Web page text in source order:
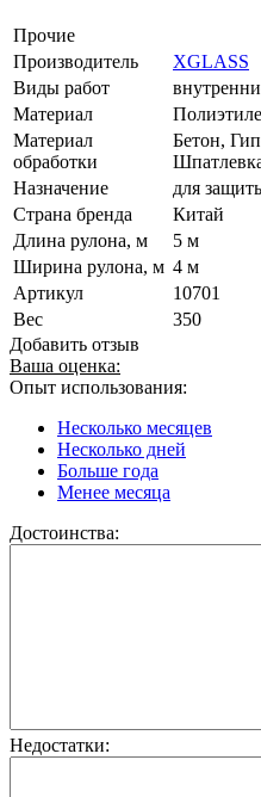
Прочие
Производитель
XGLASS
Виды работ
Материал
Материал
обработки
Бетон,
Назначение
для
Страна бренда
Китай
Длина рулона, м
5 м
Ширина рулона, м 4 м
Артикул
10701
Вес
350
Добавить отзыв
Ваша оценка:
Опыт использования:
Несколько месяцев
Несколько дней
Больше года
Менее месяца
Достоинства:
Недостатки: